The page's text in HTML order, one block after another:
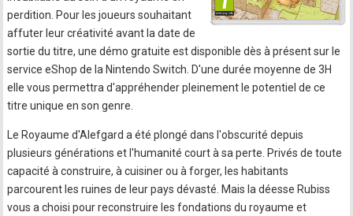
perdition. Pour les joueurs souhaitant
affuter leur créativité avant la date de
sortie du titre, une démo gratuite est disponible dès à présent sur le
service eShop de la Nintendo Switch. D'une durée moyenne de 3H
elle vous permettra d'appréhender pleinement le potentiel de ce
titre unique en son genre.
Le Royaume d'Alefgard a été plongé dans l'obscurité depuis
plusieurs générations et l'humanité court à sa perte. Privés de toute
capacité à construire, à cuisiner ou à forger, les habitants
parcourent les ruines de leur pays dévasté. Mais la déesse Rubiss
vous a choisi pour reconstruire les fondations du royaume et